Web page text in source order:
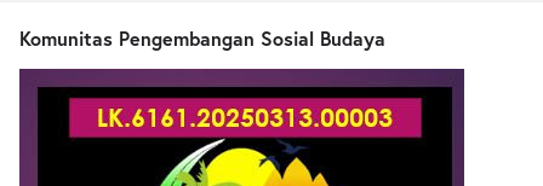
Komunitas Pengembangan Sosial Budaya